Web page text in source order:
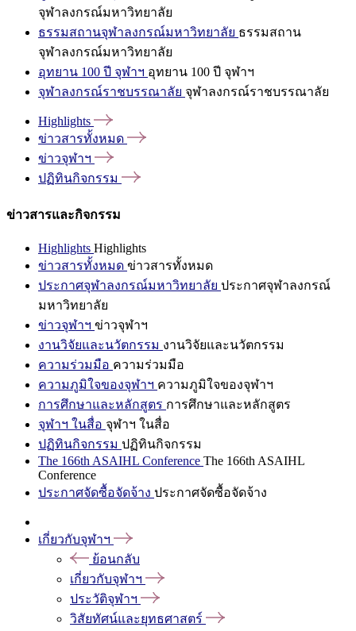
จุฬาลงกรณ์มหาวิทยาลัย
ธรรมสถานจุฬาลงกรณ์มหาวิทยาลัย ธรรมสถาน
จุฬาลงกรณ์มหาวิทยาลัย
อุทยาน 100 ปี จุฬาฯ อุทยาน 100 ปี จุฬาฯ
จุฬาลงกรณ์ราชบรรณาลัย จุฬาลงกรณ์ราชบรรณาลัย
Highlights
ข่าวสารทั้งหมด
ข่าวจุฬาฯ
ปฏิทินกิจกรรม
ข่าวสารและกิจกรรม
Highlights Highlights
ข่าวสารทั้งหมด ข่าวสารทั้งหมด
ประกาศจุฬาลงกรณ์มหาวิทยาลัย ประกาศจุฬาลงกรณ์
มหาวิทยาลัย
ข่าวจุฬาฯ ข่าวจุฬาฯ
งานวิจัยและนวัตกรรม งานวิจัยและนวัตกรรม
ความร่วมมือ ความร่วมมือ
ความภูมิใจของจุฬาฯ ความภูมิใจของจุฬาฯ
การศึกษาและหลักสูตร การศึกษาและหลักสูตร
จุฬาฯ ในสื่อ จุฬาฯ ในสื่อ
ปฏิทินกิจกรรม ปฏิทินกิจกรรม
The 166th ASAIHL Conference The 166th ASAIHL
Conference
ประกาศจัดซื้อจัดจ้าง ประกาศจัดซื้อจัดจ้าง
เกี่ยวกับจุฬาฯ
ย้อนกลับ
เกี่ยวกับจุฬาฯ
ประวัติจุฬาฯ
วิสัยทัศน์และยุทธศาสตร์